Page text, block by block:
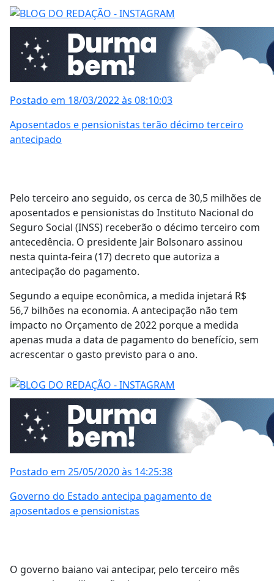
Postado em 18/03/2022 às 08:10:03
Aposentados e pensionistas terão décimo terceiro
antecipado
Pelo terceiro ano seguido, os cerca de 30,5 milhões de
aposentados e pensionistas do Instituto Nacional do
Seguro Social (INSS) receberão o décimo terceiro com
antecedência. O presidente Jair Bolsonaro assinou
nesta quinta-feira (17) decreto que autoriza a
antecipação do pagamento.
Segundo a equipe econômica, a medida injetará R$
56,7 bilhões na economia. A antecipação não tem
impacto no Orçamento de 2022 porque a medida
apenas muda a data de pagamento do benefício, sem
acrescentar o gasto previsto para o ano.
Postado em 25/05/2020 às 14:25:38
Governo do Estado antecipa pagamento de
aposentados e pensionistas
O governo baiano vai antecipar, pelo terceiro mês